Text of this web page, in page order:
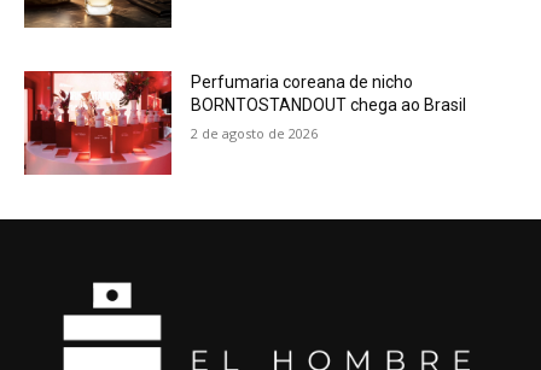
Perfumaria coreana de nicho
BORNTOSTANDOUT chega ao Brasil
2 de agosto de 2026